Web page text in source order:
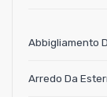
Abbigliamento
Arredo Da